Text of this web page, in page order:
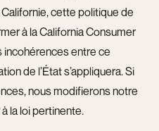
cette politique de
à la California Consumer
incohérences entre ce
de l’État s’appliquera. Si
nous modifierons notre
la loi pertinente.